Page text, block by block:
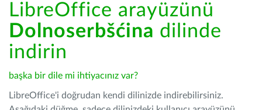
LibreOffice arayüzünü
Dolnoserbšćina dilinde
indirin
başka bir dile mi ihtiyacınız var?
LibreOffice'i doğrudan kendi dilinizde indirebilirsiniz.